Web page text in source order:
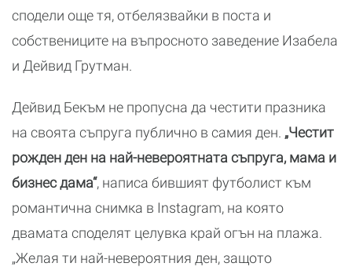
сподели още тя, отбелязвайки в поста и
собствениците на въпросното заведение Изабела
и Дейвид Грутман.
Дейвид Бекъм не пропусна да честити празника
на своята съпруга публично в самия ден. „Честит
рожден ден на най-невероятната съпруга, мама и
бизнес дама“, написа бившият футболист към
романтична снимка в Instagram, на която
двамата споделят целувка край огън на плажа.
„Желая ти най-невероятния ден, защото